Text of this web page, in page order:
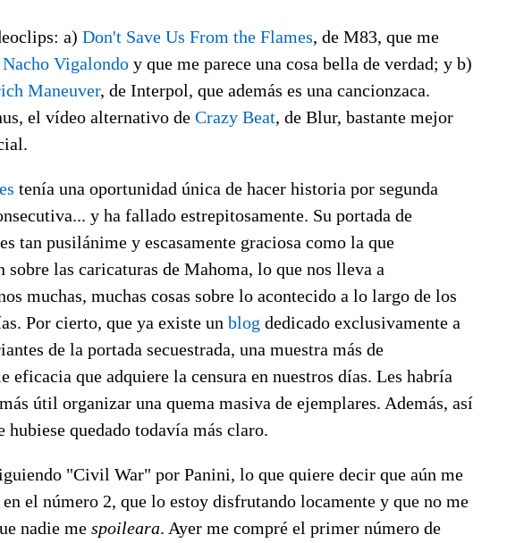
a) Don't Save Us From the Flames, de M83, que me
Nacho Vigalondo y que me parece una cosa bella de verdad; y b)
Maneuver, de Interpol, que además es una cancionzaca.
el vídeo alternativo de Crazy Beat, de Blur, bastante mejor
tenía una oportunidad única de hacer historia por segunda
y ha fallado estrepitosamente. Su portada de
tan pusilánime y escasamente graciosa como la que
sobre las caricaturas de Mahoma, lo que nos lleva a
muchas, muchas cosas sobre lo acontecido a lo largo de los
Por cierto, que ya existe un blog dedicado exclusivamente a
de la portada secuestrada, una muestra más de
eficacia que adquiere la censura en nuestros días. Les habría
útil organizar una quema masiva de ejemplares. Además, así
hubiese quedado todavía más claro.
"Civil War" por Panini, lo que quiere decir que aún me
el número 2, que lo estoy disfrutando locamente y que no me
nadie me spoileara. Ayer me compré el primer número de